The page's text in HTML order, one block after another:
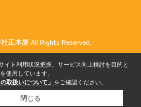
正木屋 All Rights Reserved.
イト利用状況把握、サービス向上検討を目的と
使用しています。
取扱いについて」 をご確認ください。
閉じる